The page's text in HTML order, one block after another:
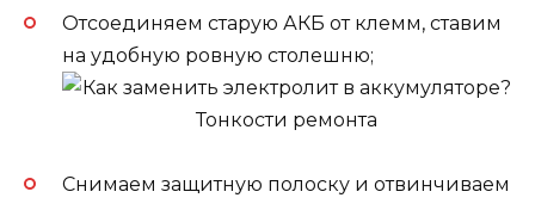
Отсоединяем старую АКБ от клемм, ставим
на удобную ровную столешню;
Снимаем защитную полоску и отвинчиваем